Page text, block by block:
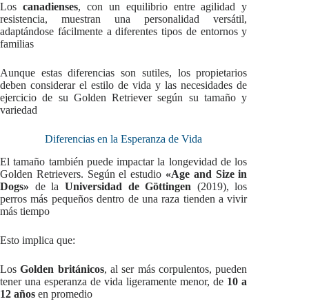
Los canadienses, con un equilibrio entre agilidad y
resistencia, muestran una personalidad versátil,
adaptándose fácilmente a diferentes tipos de entornos y
familias
Aunque estas diferencias son sutiles, los propietarios
deben considerar el estilo de vida y las necesidades de
ejercicio de su Golden Retriever según su tamaño y
variedad
Diferencias en la Esperanza de Vida
El tamaño también puede impactar la longevidad de los
Golden Retrievers. Según el estudio «Age and Size in
Dogs» de la Universidad de Göttingen (2019), los
perros más pequeños dentro de una raza tienden a vivir
más tiempo
Esto implica que:
LosGolden británicos, al ser más corpulentos, pueden
tener una esperanza de vida ligeramente menor, de 10 a
12 años en promedio